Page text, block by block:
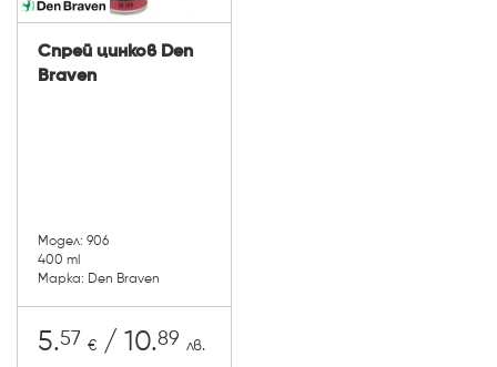
Спрей цинков Den
Braven
Модел: 906
400 ml
Марка: Den Braven
5.57 € / 10.89 лв.